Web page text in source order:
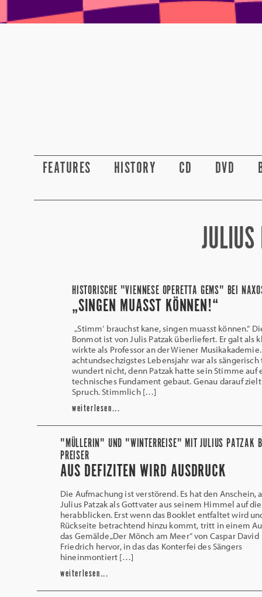
FEATURES HISTORY CD DVD
HISTORISCHE "VIENNESE OPERETTA GEMS" BEI
„SINGEN MUASST KÖNNEN!“
„Stimm‘ brauchst kane, singen muasst können.“
Bonmot ist von Julis Patzak überliefert. Er galt als
wirkte als Professor an der Wiener
achtundsechzigstes Lebensjahr war als sängerisch
wundert nicht, denn Patzak hatte sein Stimme auf
technisches Fundament gebaut. Genau darauf
Spruch. Stimmlich […]
weiterlesen...
"MÜLLERIN" UND "WINTERREISE" MIT JULIUS PATZAK
PREISER
AUS DEFIZITEN WIRD AUSDRUCK
Die Aufmachung ist verstörend. Es hat den Anschein,
Julius Patzak als Gottvater aus seinem Himmel auf
herabblicken. Erst wenn das Booklet entfaltet wird
Rückseite betrachtend hinzu kommt, tritt in einem
das Gemälde „Der Mönch am Meer“ von Caspar David
Friedrich hervor, in das das Konterfei des Sängers
hineinmontiert […]
weiterlesen...